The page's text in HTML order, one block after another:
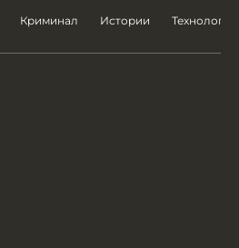
Криминал Истории Технологии